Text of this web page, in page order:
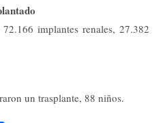
implantes renales, 27.382
un trasplante, 88 niños.